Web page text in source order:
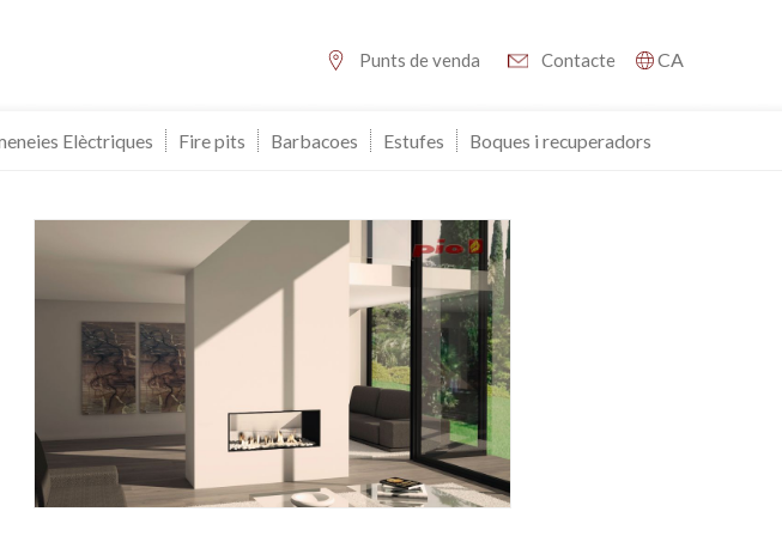
Punts de venda Contacte CA
Elèctriques Fire pits Barbacoes Estufes Boques i recuperadors
Sempre activades
informació amb la finalitat de
suposa l'acceptació de la instal·lació
el navegador podent, si així ho
encara que haurà de tenir en
de navegació de la pàgina web.